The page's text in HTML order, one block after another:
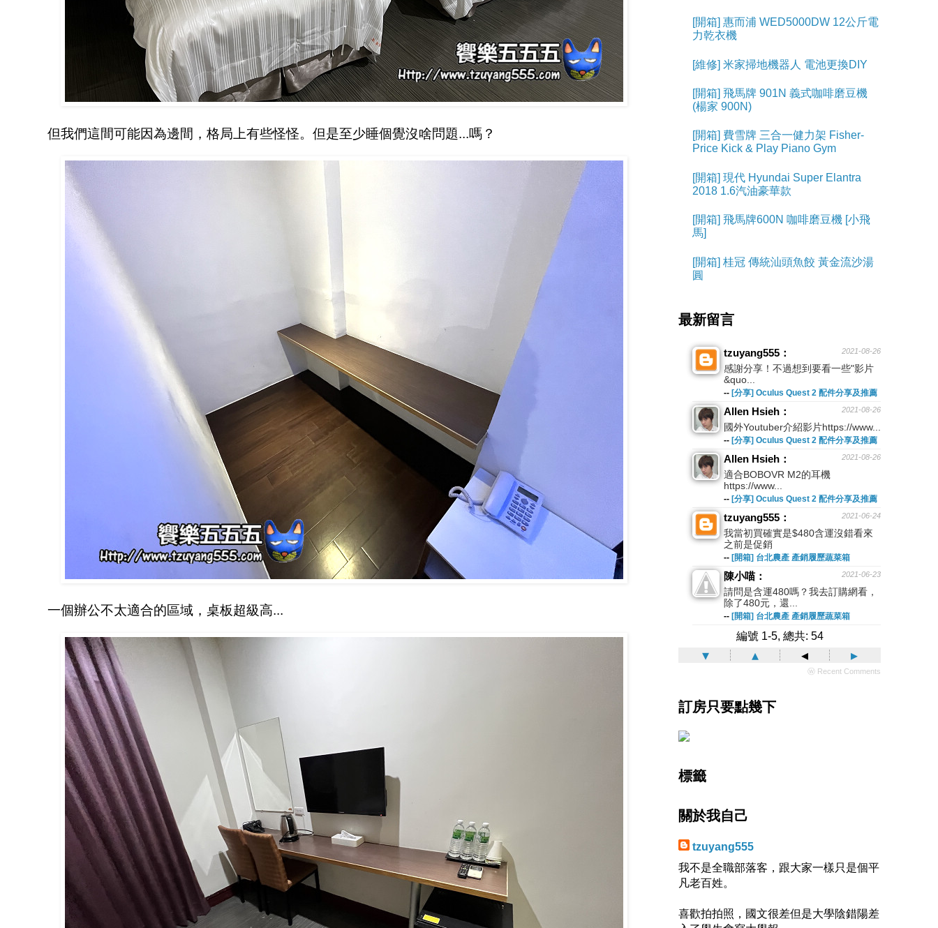
但我們這間可能因為邊間，格局上有些怪怪。但是至少睡個覺沒啥問題...嗎？
一個辦公不太適合的區域，桌板超級高...
[開箱] 惠而浦 WED5000DW 12公斤電
力乾衣機
[維修] 米家掃地機器人 電池更換DIY
[開箱] 飛馬牌 901N 義式咖啡磨豆機
(楊家 900N)
[開箱] 費雪牌 三合一健力架 Fisher-
Price Kick & Play Piano Gym
[開箱] 現代 Hyundai Super Elantra
2018 1.6汽油豪華款
[開箱] 飛馬牌600N 咖啡磨豆機 [小飛
馬]
[開箱] 桂冠 傳統汕頭魚餃 黃金流沙湯
圓
最新留言
2021-08-26
tzuyang555：
感謝分享！不過想到要看一些"影片
&quo...
-- [分享] Oculus Quest 2 配件分享及推薦
2021-08-26
Allen Hsieh：
國外Youtuber介紹影片https://www...
-- [分享] Oculus Quest 2 配件分享及推薦
2021-08-26
Allen Hsieh：
適合BOBOVR M2的耳機
https://www...
-- [分享] Oculus Quest 2 配件分享及推薦
2021-06-24
tzuyang555：
我當初買確實是$480含運沒錯看來
之前是促銷
-- [開箱] 台北農產 產銷履歷蔬菜箱
2021-06-23
陳小喵：
請問是含運480嗎？我去訂購網看，
除了480元，還...
-- [開箱] 台北農產 產銷履歷蔬菜箱
編號 1-5, 總共: 54
▾ ▴ ◂ ▸
ⓦ Recent Comments
訂房只要點幾下
標籤
關於我自己
tzuyang555
我不是全職部落客，跟大家一樣只是個平
凡老百姓。
喜歡拍拍照，國文很差但是大學陰錯陽差